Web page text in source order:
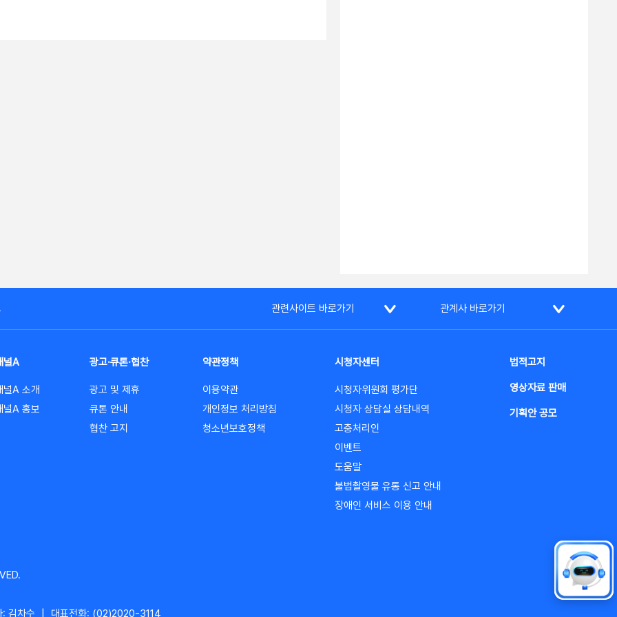
관련사이트 바로가기 관계사 바로가기
널A
널A 소개
널A 홍보
광고·큐톤·협찬
광고 및 제휴
큐톤 안내
협찬 고지
약관정책
이용약관
개인정보 처리방침
청소년보호정책
시청자센터
시청자위원회 평가단
시청자 상담실 상담내역
고충처리인
이벤트
도움말
불법촬영물 유통 신고 안내
장애인 서비스 이용 안내
법적고지
영상자료 판매
기획안 공모
김차수 대표전화: (02)2020-3114